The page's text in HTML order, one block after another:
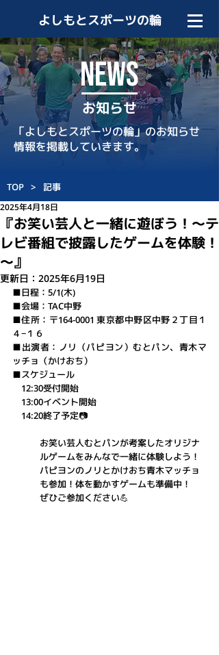
よしもとスポーツの輪
NEWS
お知らせ
「よしもとスポーツの輪」のお知らせ
情報を掲載していきます。
TOP > 記事
『お笑い芸人と一緒に遊ぼう！～テ
レビ番組で披露したゲームを体験！
～』
2025年4月18日
更新日： 2025年6月19日
■日程：5/1(木)
■会場：TAC中野
■住所： 〒164-0001 東京都中野区中野２丁目１
４−１６
■出演者：ノリ（パピヨン）むとパン、青木マ
ッチョ（かけおち）
■スケジュール
12:30受付開始
13:00イベント開始
14:20終了予定📷
お笑い芸人むとパンが考案したオリジナ
ルゲームをみんなで一緒に体験しよう！
パピヨンのノリとかけおち青木マッチョ
も参加！体を動かすゲームも準備中！
ぜひご参加ください💪